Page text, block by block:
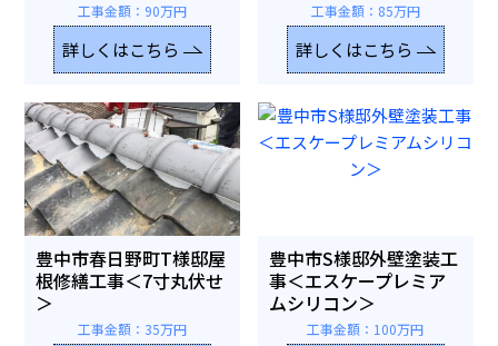
工事金額：90万円
詳しくはこちら
工事金額：85万円
詳しくはこちら
豊中市春日野町T様邸屋
根修繕工事＜7寸丸伏せ
＞
工事金額：35万円
豊中市S様邸外壁塗装工
事＜エスケープレミア
ムシリコン＞
工事金額：100万円